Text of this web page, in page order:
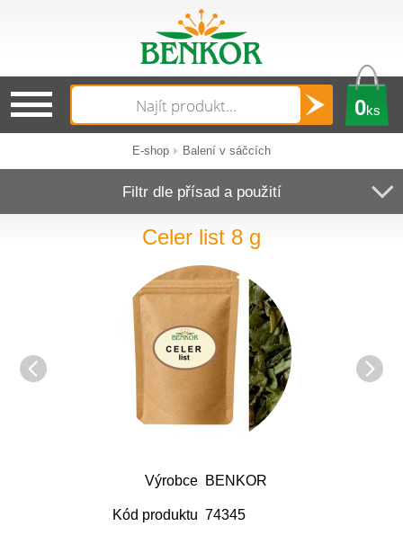
0ks
E-shop Balení v sáčcích
Filtr dle přísad a použití
Celer list 8 g
Výrobce BENKOR
Kód produktu 74345